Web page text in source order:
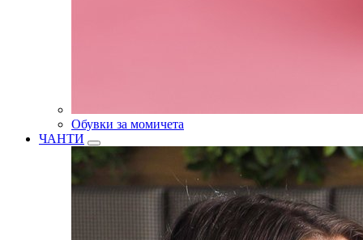
Обувки за момичета
ЧАНТИ